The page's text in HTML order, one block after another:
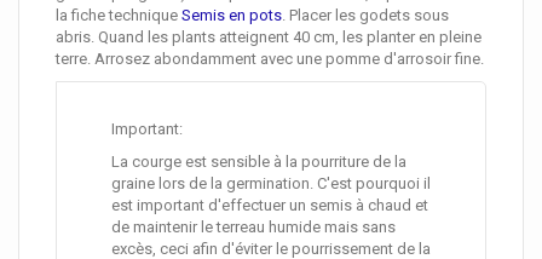
la fiche technique Semis en pots . Placer les godets sous
abris. Quand les plants atteignent 40 cm, les planter en pleine
terre. Arrosez abondamment avec une pomme d'arrosoir fine.
Important:
La courge est sensible à la pourriture de la
graine lors de la germination. C'est pourquoi il
est important d'effectuer un semis à chaud et
de maintenir le terreau humide mais sans
excès, ceci afin d'éviter le pourrissement de la